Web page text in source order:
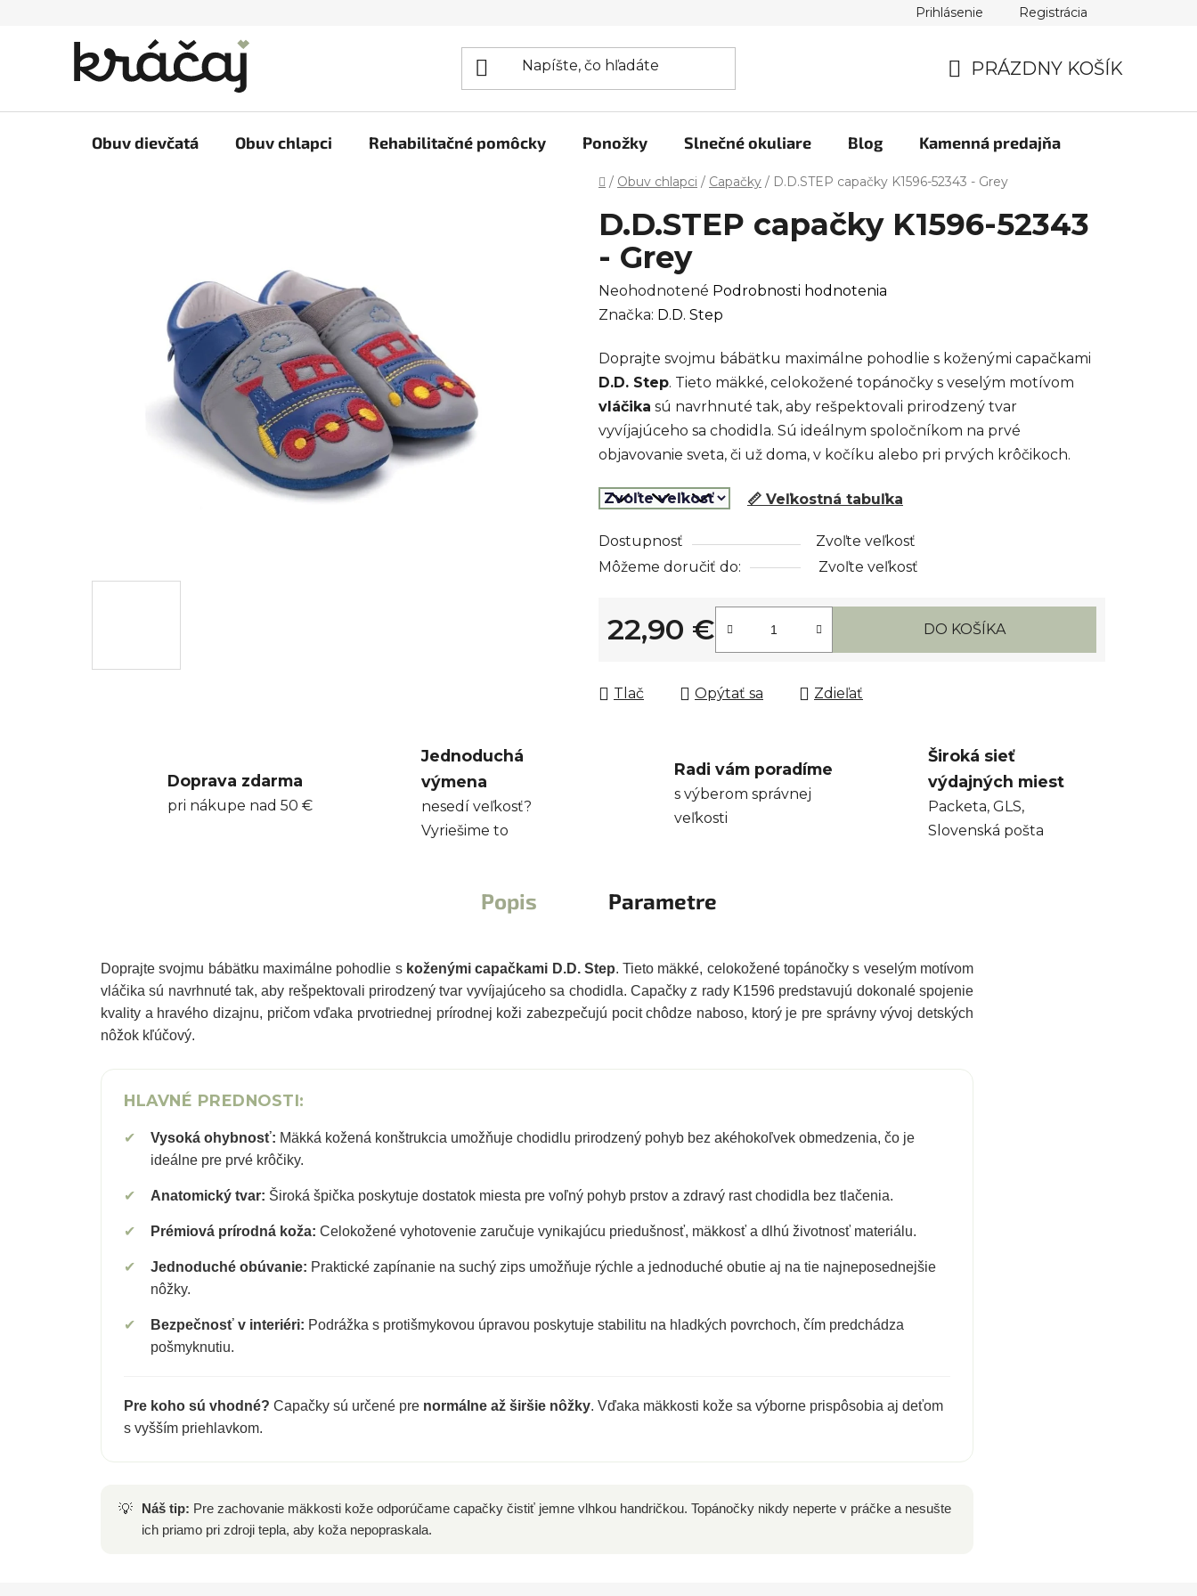
Prihlásenie Registrácia
KOŠÍK
PRÁZDNY KOŠÍK
Obuv dievčatá Obuv chlapci Rehabilitačné pomôcky Ponožky Slnečné okuliare Blog Kamenná predajňa
Domov
/ Obuv chlapci / Capačky / D.D.STEP capačky K1596-52343 - Grey
D.D.STEP capačky K1596-52343
- Grey
Priemerné
hodnotenie
je
0,0
z
5
hviezdičiek.
Neohodnotené Podrobnosti hodnotenia
Značka: D.D. Step
Doprajte svojmu bábätku maximálne pohodlie s koženými capačkami
D.D. Step. Tieto mäkké, celokožené topánočky s veselým motívom
vláčika sú navrhnuté tak, aby rešpektovali prirodzený tvar
vyvíjajúceho sa chodidla. Sú ideálnym spoločníkom na prvé
objavovanie sveta, či už doma, v kočíku alebo pri prvých krôčikoch.
📏 Veľkostná tabuľka
Dostupnosť
Zvoľte veľkosť
Môžeme doručiť do:
Zvoľte veľkosť
22,90 €
Jednotková cena:
DO KOŠÍKA
Tlač Opýtať sa Zdieľať
Doprava zdarma
pri nákupe nad 50 €
Jednoduchá
výmena
nesedí veľkosť?
Vyriešime to
Radi vám poradíme
s výberom správnej
veľkosti
Široká sieť
výdajných miest
Packeta, GLS,
Slovenská pošta
Popis Parametre
Doprajte svojmu bábätku maximálne pohodlie s koženými capačkami D.D. Step. Tieto mäkké, celokožené topánočky s veselým motívom
vláčika sú navrhnuté tak, aby rešpektovali prirodzený tvar vyvíjajúceho sa chodidla. Capačky z rady K1596 predstavujú dokonalé spojenie
kvality a hravého dizajnu, pričom vďaka prvotriednej prírodnej koži zabezpečujú pocit chôdze naboso, ktorý je pre správny vývoj detských
nôžok kľúčový.
HLAVNÉ PREDNOSTI:
✔ Vysoká ohybnosť: Mäkká kožená konštrukcia umožňuje chodidlu prirodzený pohyb bez akéhokoľvek obmedzenia, čo je
ideálne pre prvé krôčiky.
✔ Anatomický tvar: Široká špička poskytuje dostatok miesta pre voľný pohyb prstov a zdravý rast chodidla bez tlačenia.
✔ Prémiová prírodná koža: Celokožené vyhotovenie zaručuje vynikajúcu priedušnosť, mäkkosť a dlhú životnosť materiálu.
✔ Jednoduché obúvanie: Praktické zapínanie na suchý zips umožňuje rýchle a jednoduché obutie aj na tie najneposednejšie
nôžky.
✔ Bezpečnosť v interiéri: Podrážka s protišmykovou úpravou poskytuje stabilitu na hladkých povrchoch, čím predchádza
pošmyknutiu.
Pre koho sú vhodné? Capačky sú určené pre normálne až širšie nôžky. Vďaka mäkkosti kože sa výborne prispôsobia aj deťom
s vyšším priehlavkom.
💡 Náš tip: Pre zachovanie mäkkosti kože odporúčame capačky čistiť jemne vlhkou handričkou. Topánočky nikdy neperte v práčke a nesušte
ich priamo pri zdroji tepla, aby koža nepopraskala.